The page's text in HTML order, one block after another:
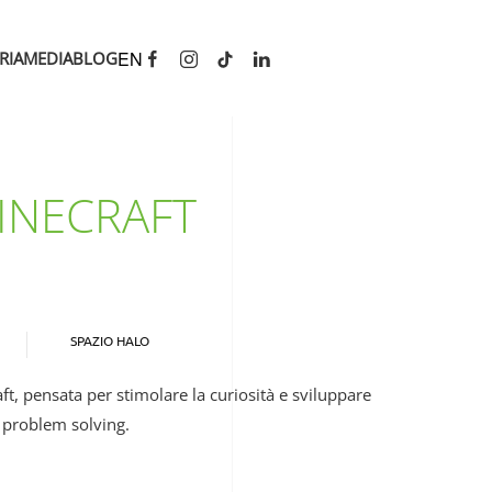
MEDIABLOGEN
SPAZIO HALO
pensata per stimolare la curiosità e sviluppare
solving.